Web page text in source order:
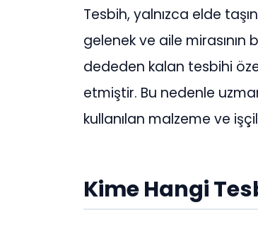
Tesbih, yalnızca elde
gelenek ve aile
dededen kalan tesbihi
etmiştir. Bu nedenle
kullanılan malzeme ve
Kime Hangi